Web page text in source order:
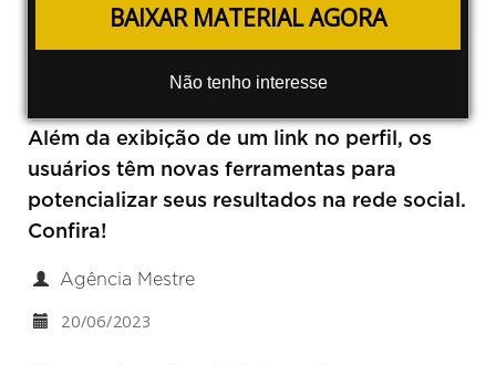
BAIXAR MATERIAL AGORA
Não tenho interesse
Novos Recursos do LinkedIn Estão
Além da exibição de um link no perfil, os
usuários têm novas ferramentas para
potencializar seus resultados na rede social.
Confira!
Agência Mestre
20/06/2023